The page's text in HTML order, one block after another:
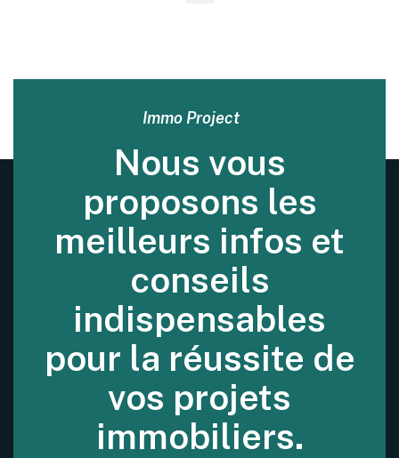
Immo Project
Nous vous
proposons les
meilleurs infos et
conseils
indispensables
pour la réussite de
vos projets
immobiliers.